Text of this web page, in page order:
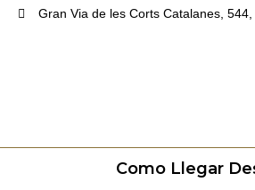
Gran Via de les Corts Catalanes,
Como Llegar